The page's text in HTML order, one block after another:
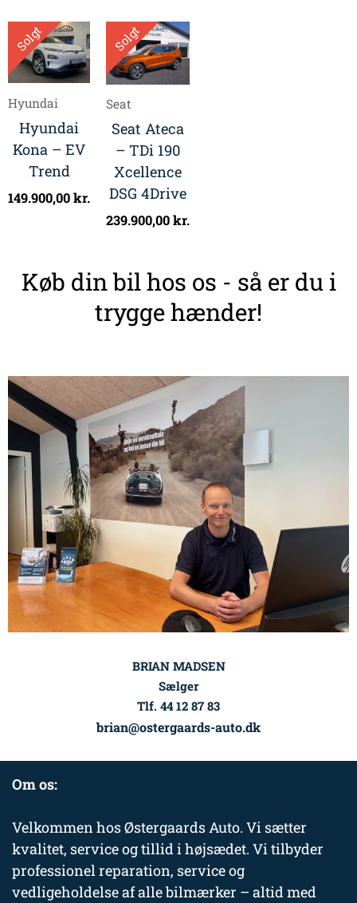
Solgt
Hyundai
Hyundai
Kona – EV
Trend
149.900,00kr.
Solgt
Seat
Seat Ateca
– TDi 190
Xcellence
DSG 4Drive
239.900,00kr.
Køb din bil hos os - så er du i
trygge hænder!
BRIAN MADSEN
Sælger
Tlf. 44 12 87 83
brian@ostergaards-auto.dk
Om os:
Velkommen hos Østergaards Auto. Vi sætter
kvalitet, service og tillid i højsædet. Vi tilbyder
professionel reparation, service og
vedligeholdelse af alle bilmærker – altid med